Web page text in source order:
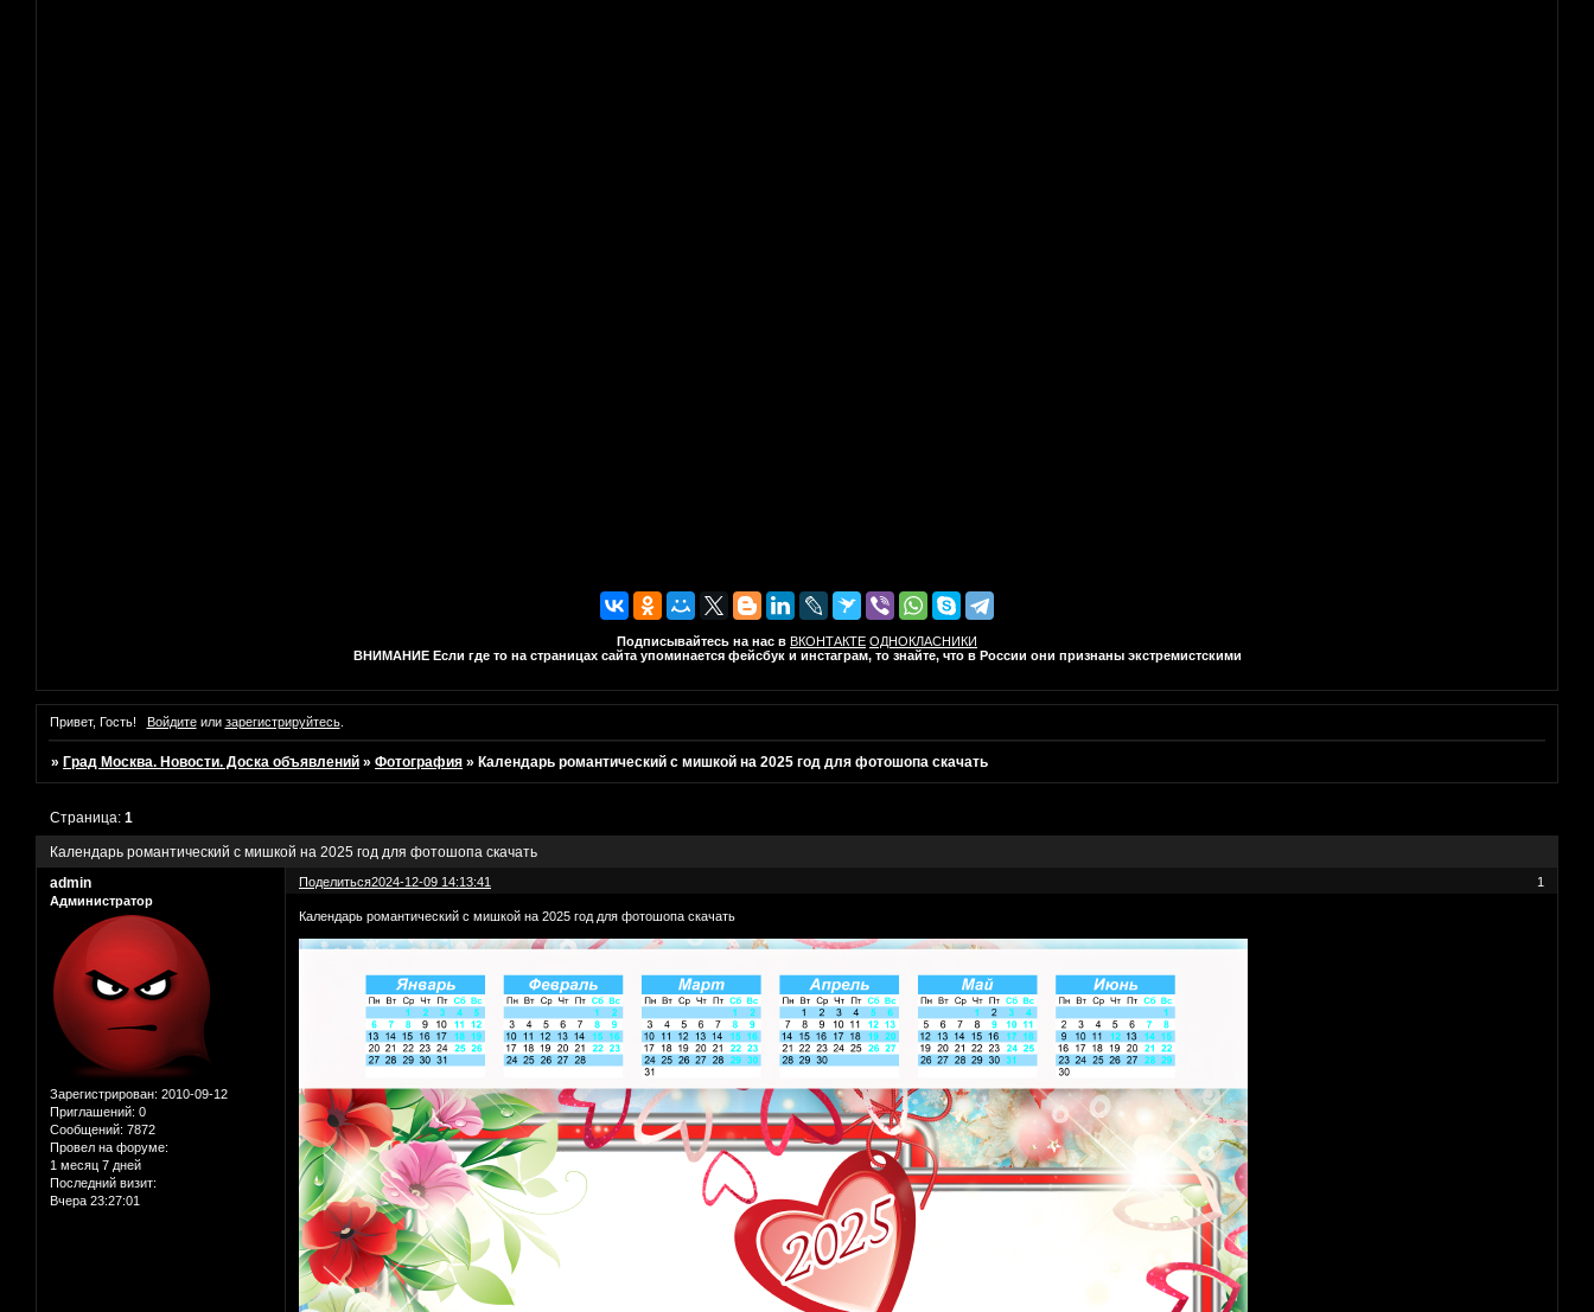
Подписывайтесь на нас в ВКОНТАКТЕ ОДНОКЛАСНИКИ
ВНИМАНИЕ Если где то на страницах сайта упоминается фейсбук и инстаграм, то знайте, что в России они признаны экстремистскими
Привет, Гость! Войдитеили зарегистрируйтесь.
» Град Москва. Новости. Доска объявлений »Фотография » Календарь романтический с мишкой на 2025 год для фотошопа скачать
Календарь романтический с мишкой на 2025 год для фотошопа скачать
Страница:1
Поделиться 1
2024-12-09 14:13:41
admin
Администратор
Зарегистрирован: 2010-09-12
Приглашений: 0
Сообщений: 7872
Провел на форуме:
1 месяц 7 дней
Последний визит:
Вчера 23:27:01
Календарь романтический с мишкой на 2025 год для фотошопа скачать